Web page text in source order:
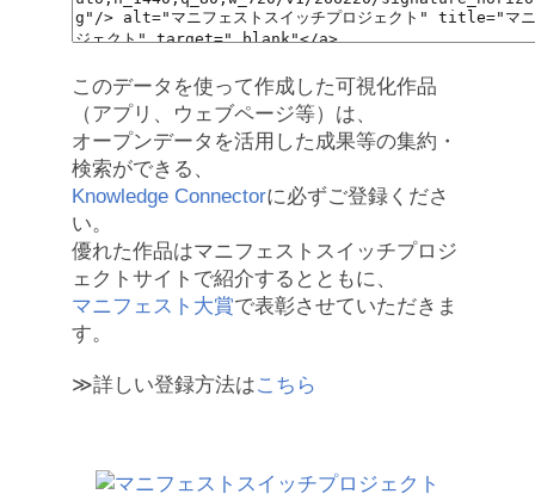
このデータを使って作成した可視化作品
（アプリ、ウェブページ等）は、
オープンデータを活用した成果等の集約・
検索ができる、
Knowledge Connectorに必ずご登録くださ
い。
優れた作品はマニフェストスイッチプロジ
ェクトサイトで紹介するとともに、
マニフェスト大賞で表彰させていただきま
す。
≫詳しい登録方法はこちら